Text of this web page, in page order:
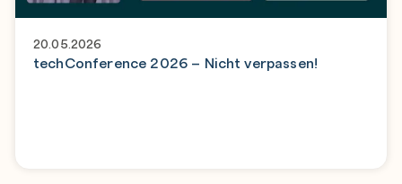
20.05.2026
techConference 2026 – Nicht verpassen!